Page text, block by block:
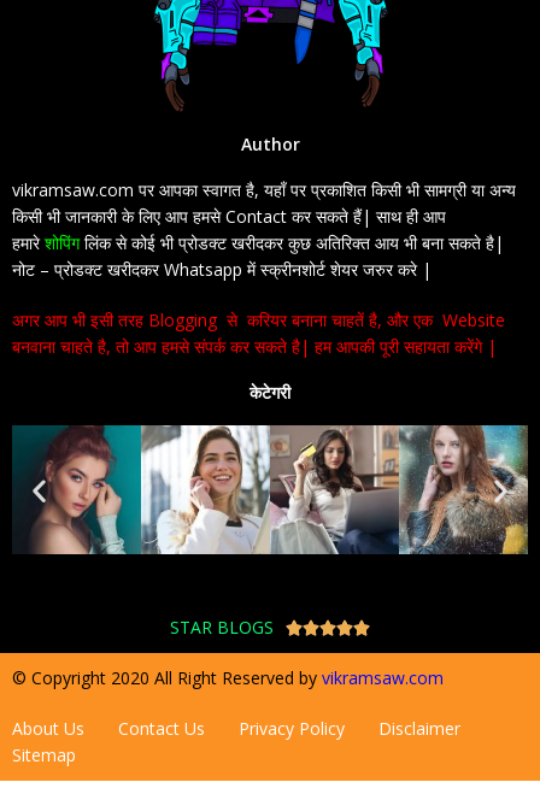
Author
vikramsaw.com पर आपका स्वागत है, यहाँ पर प्रकाशित किसी भी सामग्री या अन्य
किसी भी जानकारी के लिए आप हमसे Contact कर सकते हैं| साथ ही आप
हमारेशोपिंगलिंक से कोई भी प्रोडक्ट खरीदकर कुछ अतिरिक्त आय भी बना सकते है|
नोट – प्रोडक्ट खरीदकर Whatsapp में स्क्रीनशोर्ट शेयर जरुर करे |
अगर आप भी इसी तरह Blogging से करियर बनाना चाहतें है, और एक Website
बनवाना चाहते है, तो आप हमसे संपर्क कर सकते है| हम आपकी पूरी सहायता करेंगे |
केटेगरी
STAR BLOGS 
© Copyright 2020 All Right Reserved by vikramsaw.com
About Us Contact Us Privacy Policy
Disclaimer
Sitemap